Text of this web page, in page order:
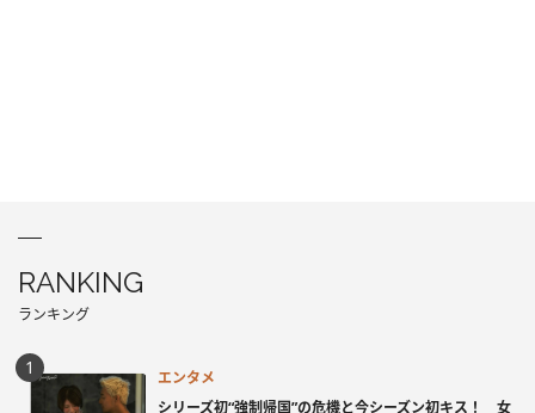
RANKING
ランキング
エンタメ
シリーズ初“強制帰国”の危機と今シーズン初キス！ 女